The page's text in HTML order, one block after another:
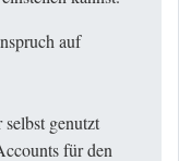
auf
genutzt
für den